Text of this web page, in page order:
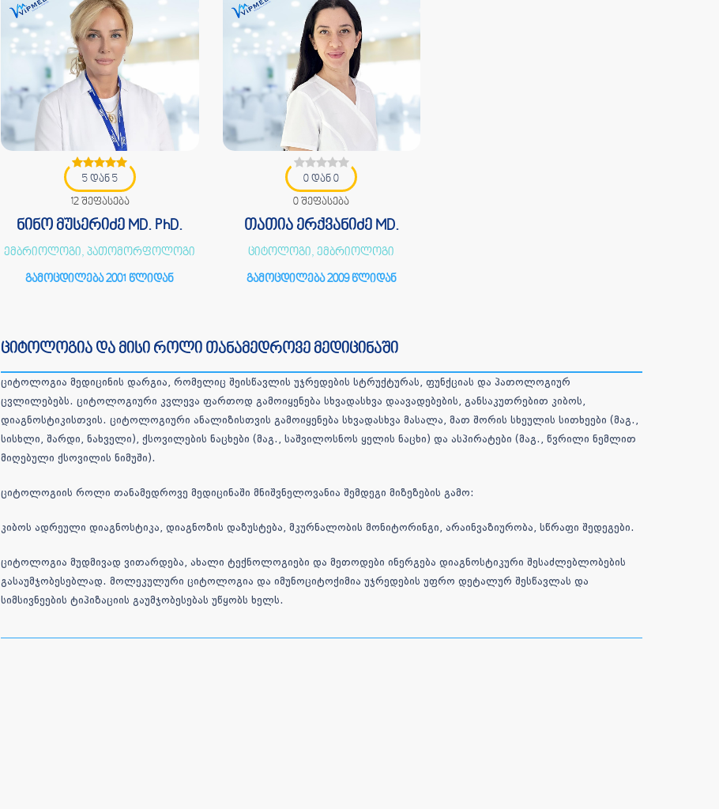
5 დან 5
12 შეფასება
ნინო მუსერიძე MD. PhD.
ემბრიოლოგი, პათომორფოლოგი
გამოცდილება 2001 წლიდან
0 დან 0
0 შეფასება
თათია ერქვანიძე MD.
ციტოლოგი, ემბრიოლოგი
გამოცდილება 2009 წლიდან
ციტოლოგია და მისი როლი თანამედროვე მედიცინაში
ციტოლოგია მედიცინის დარგია, რომელიც შეისწავლის უჯრედების სტრუქტურას, ფუნქციას და პათოლოგიურ
ცვლილებებს. ციტოლოგიური კვლევა ფართოდ გამოიყენება სხვადასხვა დაავადებების, განსაკუთრებით კიბოს,
დიაგნოსტიკისთვის. ციტოლოგიური ანალიზისთვის გამოიყენება სხვადასხვა მასალა, მათ შორის სხეულის სითხეები (მაგ.,
სისხლი, შარდი, ნახველი), ქსოვილების ნაცხები (მაგ., საშვილოსნოს ყელის ნაცხი) და ასპირატები (მაგ., წვრილი ნემლით
მიღებული ქსოვილის ნიმუში).
ციტოლოგიის როლი თანამედროვე მედიცინაში მნიშვნელოვანია შემდეგი მიზეზების გამო:
კიბოს ადრეული დიაგნოსტიკა, დიაგნოზის დაზუსტება, მკურნალობის მონიტორინგი, არაინვაზიურობა, სწრაფი შედეგები.
ციტოლოგია მუდმივად ვითარდება, ახალი ტექნოლოგიები და მეთოდები ინერგება დიაგნოსტიკური შესაძლებლობების
გასაუმჯობესებლად. მოლეკულური ციტოლოგია და იმუნოციტოქიმია უჯრედების უფრო დეტალურ შესწავლას და
სიმსივნეების ტიპიზაციის გაუმჯობესებას უწყობს ხელს.